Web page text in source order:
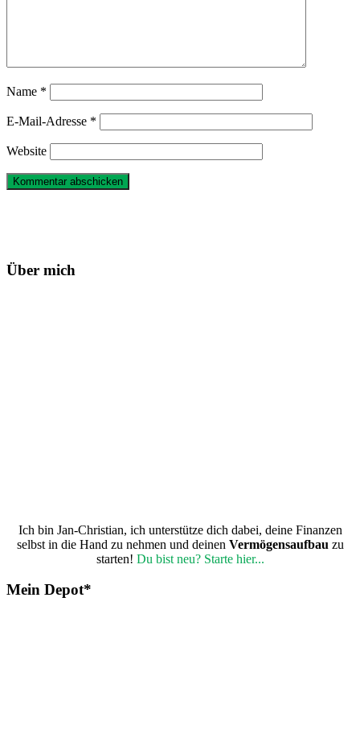
Name *
E-Mail-Adresse *
Website
Über mich
Ich bin Jan-Christian, ich unterstütze dich dabei, deine Finanzen
selbst in die Hand zu nehmen und deinen Vermögensaufbau zu
starten! Du bist neu? Starte hier...
Mein Depot*